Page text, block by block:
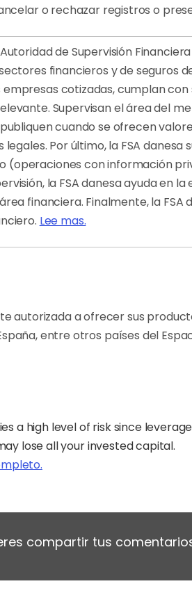
o rechazar registros o
de Supervisión
financieros y de seguros
empresas cotizadas, cumplan
Supervisan el área del
cuando se ofrecen
legales. Por último, la FSA
(operaciones con información
la FSA danesa ayuda en
financiera. Finalmente, la
Lee mas.
autorizada a ofrecer sus
entre otros países del
a high level of risk since
lose all your invested capital.
compartir tus